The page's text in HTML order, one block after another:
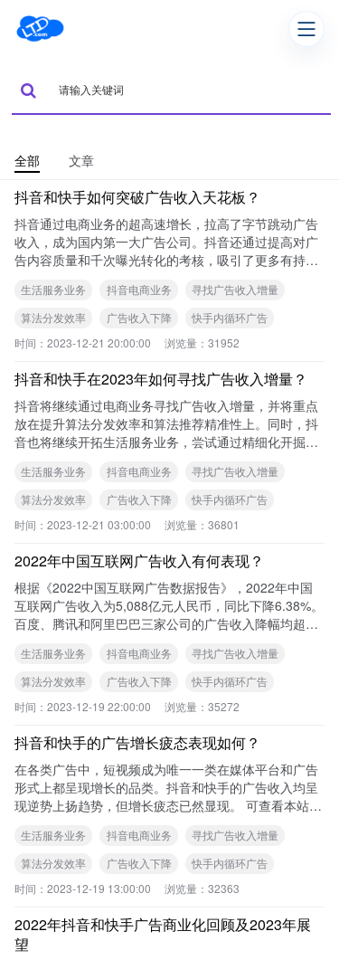
全部 文章
抖音和快手如何突破广告收入天花板？
抖音通过电商业务的超高速增长，拉高了字节跳动广告
收入，成为国内第一大广告公司。抖音还通过提高对广
告内容质量和千次曝光转化的考核，吸引了更多有持续
策
生活服务业务 抖音电商业务
寻找广告收入增量
算法分发效率
广告收入下降
快手内循环广告
时间： 2023-12-21 20:00:00 浏览量： 31952
抖音和快手在2023年如何寻找广告收入增量？
抖音将继续通过电商业务寻找广告收入增量，并将重点
放在提升算法分发效率和算法推荐精准性上。同时，抖
音也将继续开拓生活服务业务，尝试通过精细化开掘同
效
生活服务业务 抖音电商业务
寻找广告收入增量
算法分发效率
广告收入下降
快手内循环广告
时间： 2023-12-21 03:00:00 浏览量： 36801
2022年中国互联网广告收入有何表现？
根据《2022中国互联网广告数据报告》，2022年中国
互联网广告收入为5,088亿元人民币，同比下降6.38%。
百度、腾讯和阿里巴巴三家公司的广告收入降幅均超过
生活服务业务 抖音电商业务
寻找广告收入增量
算法分发效率
广告收入下降
快手内循环广告
时间： 2023-12-19 22:00:00 浏览量： 35272
抖音和快手的广告增长疲态表现如何？
在各类广告中，短视频成为唯一一类在媒体平台和广告
形式上都呈现增长的品类。抖音和快手的广告收入均呈
现逆势上扬趋势，但增长疲态已然显现。 可查看本站
生活服务业务 抖音电商业务
寻找广告收入增量
算法分发效率
广告收入下降
快手内循环广告
时间： 2023-12-19 13:00:00 浏览量： 32363
2022年抖音和快手广告商业化回顾及2023年展
望